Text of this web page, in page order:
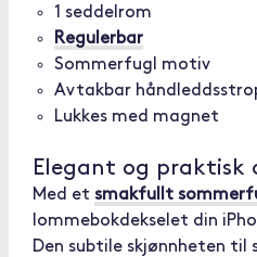
1 seddelrom
Regulerbar
Sommerfugl motiv
Avtakbar
Lukkes med magnet
Elegant og praktisk
Med et smakfullt
lommebokdekselet din
Den subtile skjønnheten